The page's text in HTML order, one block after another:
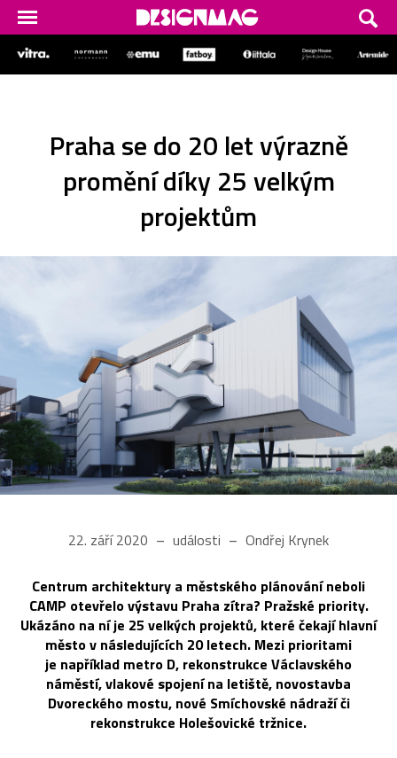
Praha se do 20 let výrazně
promění díky 25 velkým
projektům
22. září 2020 události Ondřej Krynek
Centrum architektury a městského plánování neboli
CAMP otevřelo výstavu Praha zítra? Pražské priority.
Ukázáno na ní je 25 velkých projektů, které čekají hlavní
město v následujících 20 letech. Mezi prioritami
je například metro D, rekonstrukce Václavského
náměstí, vlakové spojení na letiště, novostavba
Dvoreckého mostu, nové Smíchovské nádraží či
rekonstrukce Holešovické tržnice.